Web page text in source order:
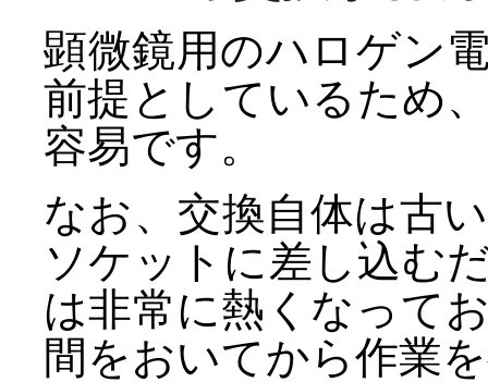
顕微鏡用のハロゲン
前提としているため
容易です。
なお、交換自体は古
ソケットに差し込む
は非常に熱くなって
間をおいてから作業